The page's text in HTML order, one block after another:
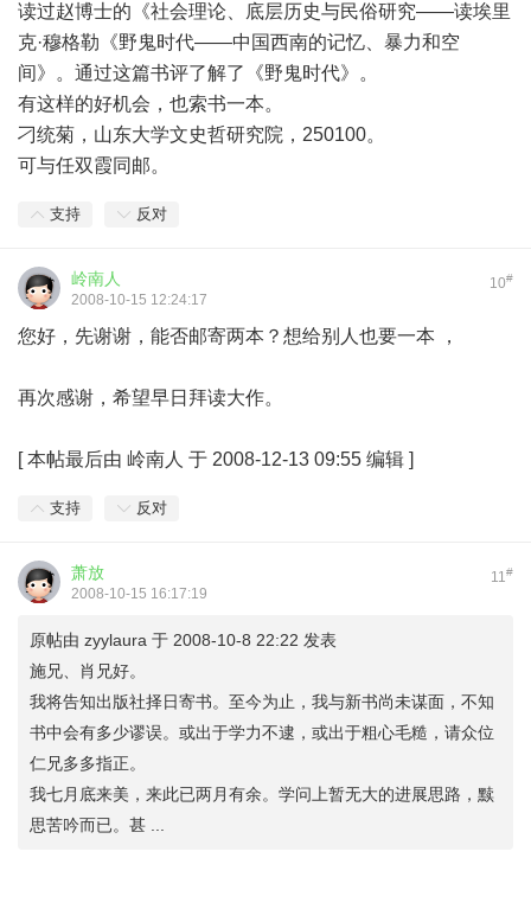
读过赵博士的《社会理论、底层历史与民俗研究——读埃里
克·穆格勒《野鬼时代——中国西南的记忆、暴力和空
间》。通过这篇书评了解了《野鬼时代》。
有这样的好机会，也索书一本。
刁统菊，山东大学文史哲研究院，250100。
可与任双霞同邮。
支持 反对
10#
岭南人
2008-10-15 12:24:17
您好，先谢谢，能否邮寄两本？想给别人也要一本 ，
再次感谢，希望早日拜读大作。
[本帖最后由 岭南人 于 2008-12-13 09:55 编辑 ]
支持 反对
11#
萧放
2008-10-15 16:17:19
原帖由 zyylaura 于 2008-10-8 22:22 发表
施兄、肖兄好。
我将告知出版社择日寄书。至今为止，我与新书尚未谋面，不知
书中会有多少谬误。或出于学力不逮，或出于粗心毛糙，请众位
仁兄多多指正。
我七月底来美，来此已两月有余。学问上暂无大的进展思路，黩
思苦吟而已。甚 ...